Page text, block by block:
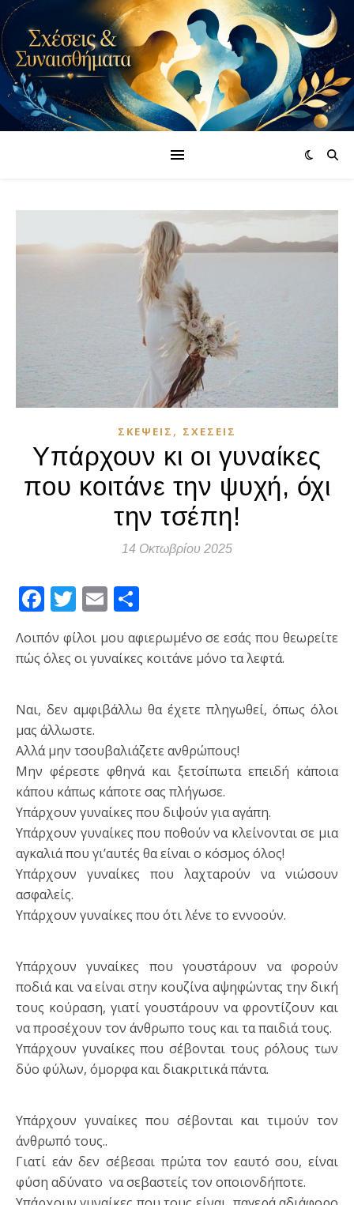
ΣΚΈΨΕΙΣ , ΣΧΈΣΕΙΣ
Υπάρχουν κι οι γυναίκες
που κοιτάνε την ψυχή, όχι
την τσέπη!
14 Οκτωβρίου 2025
Facebook
Twitter
Email
Λοιπόν φίλοι μου αφιερωμένο σε εσάς που θεωρείτε
πώς όλες οι γυναίκες κοιτάνε μόνο τα λεφτά.
Ναι, δεν αμφιβάλλω θα έχετε πληγωθεί, όπως όλοι
μας άλλωστε.
Αλλά μην τσουβαλιάζετε ανθρώπους!
Μην φέρεστε φθηνά και ξετσίπωτα επειδή κάποια
κάπου κάπως κάποτε σας πλήγωσε.
Υπάρχουν γυναίκες που διψούν για αγάπη.
Υπάρχουν γυναίκες που ποθούν να κλείνονται σε μια
αγκαλιά που γι’αυτές θα είναι ο κόσμος όλος!
Υπάρχουν γυναίκες που λαχταρούν να νιώσουν
ασφαλείς.
Υπάρχουν γυναίκες που ότι λένε το εννοούν.
Υπάρχουν γυναίκες που γουστάρουν να φορούν
ποδιά και να είναι στην κουζίνα αψηφώντας την δική
τους κούραση, γιατί γουστάρουν να φροντίζουν και
να προσέχουν τον άνθρωπο τους και τα παιδιά τους.
Υπάρχουν γυναίκες που σέβονται τους ρόλους των
δύο φύλων, όμορφα και διακριτικά πάντα.
Υπάρχουν γυναίκες που σέβονται και τιμούν τον
άνθρωπό τους..
Γιατί εάν δεν σέβεσαι πρώτα τον εαυτό σου, είναι
φύση αδύνατο να σεβαστείς τον οποιονδήποτε.